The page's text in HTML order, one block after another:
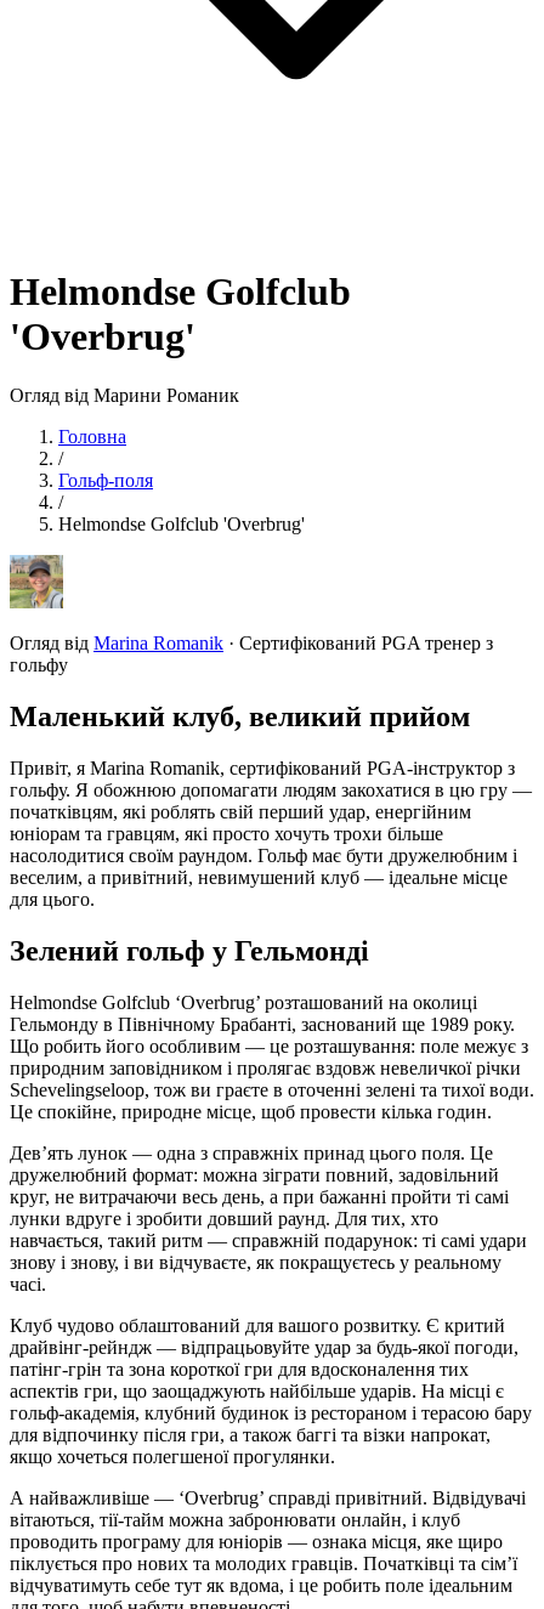
Helmondse Golfclub
'Overbrug'
Огляд від Марини Романик
Головна
/
Гольф-поля
/
Helmondse Golfclub 'Overbrug'
Огляд від Marina Romanik · Сертифікований PGA тренер з
гольфу
Маленький клуб, великий прийом
Привіт, я Marina Romanik, сертифікований PGA-інструктор з
гольфу. Я обожнюю допомагати людям закохатися в цю гру —
початківцям, які роблять свій перший удар, енергійним
юніорам та гравцям, які просто хочуть трохи більше
насолодитися своїм раундом. Гольф має бути дружелюбним і
веселим, а привітний, невимушений клуб — ідеальне місце
для цього.
Зелений гольф у Гельмонді
Helmondse Golfclub ‘Overbrug’ розташований на околиці
Гельмонду в Північному Брабанті, заснований ще 1989 року.
Що робить його особливим — це розташування: поле межує з
природним заповідником і пролягає вздовж невеличкої річки
Schevelingseloop, тож ви граєте в оточенні зелені та тихої води.
Це спокійне, природне місце, щоб провести кілька годин.
Дев’ять лунок — одна з справжніх принад цього поля. Це
дружелюбний формат: можна зіграти повний, задовільний
круг, не витрачаючи весь день, а при бажанні пройти ті самі
лунки вдруге і зробити довший раунд. Для тих, хто
навчається, такий ритм — справжній подарунок: ті самі удари
знову і знову, і ви відчуваєте, як покращуєтесь у реальному
часі.
Клуб чудово облаштований для вашого розвитку. Є критий
драйвінг-рейндж — відпрацьовуйте удар за будь-якої погоди,
патінг-грін та зона короткої гри для вдосконалення тих
аспектів гри, що заощаджують найбільше ударів. На місці є
гольф-академія, клубний будинок із рестораном і терасою бару
для відпочинку після гри, а також баггі та візки напрокат,
якщо хочеться полегшеної прогулянки.
А найважливіше — ‘Overbrug’ справді привітний. Відвідувачі
вітаються, тії-тайм можна забронювати онлайн, і клуб
проводить програму для юніорів — ознака місця, яке щиро
піклується про нових та молодих гравців. Початківці та сім’ї
відчуватимуть себе тут як вдома, і це робить поле ідеальним